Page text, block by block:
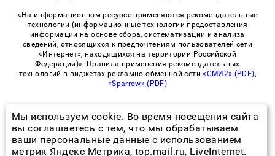
«На информационном ресурсе применяются рекомендательные
технологии (информационные технологии предоставления
информации на основе сбора, систематизации и анализа
сведений, относящихся к предпочтениям пользователей сети
«Интернет», находящихся на территории Российской
Федерации)». Правила применения рекомендательных
технологий в виджетах рекламно-обменной сети«СМИ2» (PDF),
«Sparrow» (PDF)
© 2026 «PROGorodChelny» | Все права защищены
Возрастная категория сайта 16+
Мы используем cookie. Во время посещения сайта
вы соглашаетесь с тем, что мы обрабатываем
ваши персональные данные с использованием
метрик Яндекс Метрика, top.mail.ru, LiveInternet.